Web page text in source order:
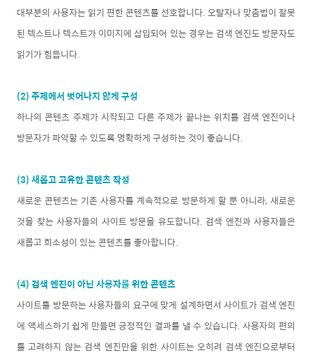
대부분의 사용자는 읽기 편한 콘텐츠를 선호합니다. 오탈자나 맞춤법이 잘못
된 텍스트나 텍스트가 이미지에 삽입되어 있는 경우는 검색 엔진도 방문자도
읽기가 힘듭니다.
(2) 주제에서 벗어나지 않게 구성
하나의 콘텐츠 주제가 시작되고 다른 주제가 끝나는 위치를 검색 엔진이나
방문자가 파악할 수 있도록 명확하게 구성하는 것이 좋습니다.
(3) 새롭고 고유한 콘텐츠 작성
새로운 콘텐츠는 기존 사용자를 계속적으로 방문하게 할 뿐 아니라, 새로운
것을 찾는 사용자들의 사이트 방문을 유도합니다. 검색 엔진과 사용자들은
새롭고 희소성이 있는 콘텐츠를 좋아합니다.
(4) 검색 엔진이 아닌 사용자를 위한 콘텐츠
사이트를 방문하는 사용자들의 요구에 맞게 설계하면서 사이트가 검색 엔진
에 액세스하기 쉽게 만들면 긍정적인 결과를 낼 수 있습니다. 사용자의 편의
를 고려하지 않는 검색 엔진만을 위한 사이트는 오히려 검색 엔진으로부터